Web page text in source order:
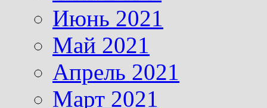
Июнь 2021
Май 2021
Апрель 2021
Март 2021